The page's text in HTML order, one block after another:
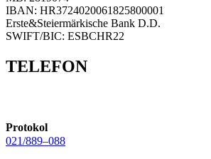
IBAN: HR3724020061825800001
Erste&Steiermärkische Bank D.D.
SWIFT/BIC: ESBCHR22
TELEFON
Protokol
021/889–088